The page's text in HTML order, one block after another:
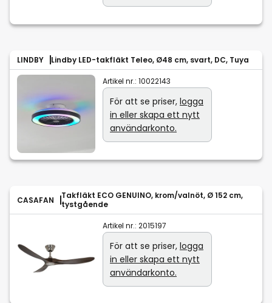
LINDBY Lindby LED-takfläkt Teleo, Ø48 cm, svart, DC, Tuya
Artikel nr.: 10022143
För att se priser, logga
in eller skapa ett nytt
användarkonto.
CASAFAN
Takfläkt ECO GENUINO, krom/valnöt, Ø 152 cm,
tystgående
Artikel nr.: 2015197
För att se priser, logga
in eller skapa ett nytt
användarkonto.